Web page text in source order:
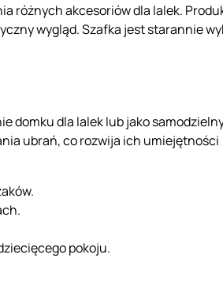
różnych akcesoriów dla lalek.
wygląd. Szafka jest starannie
domku dla lalek lub jako
ubrań, co rozwija ich umiejętności
pokoju.